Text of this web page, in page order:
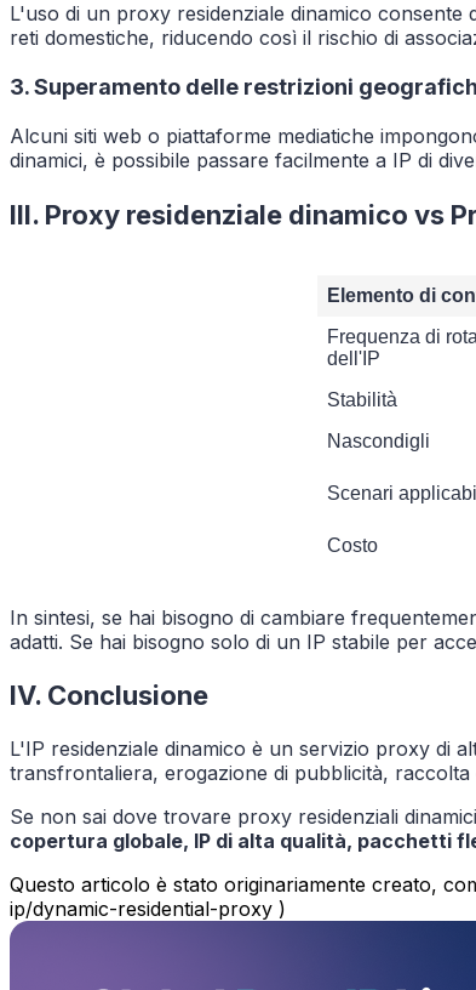
L'uso di un proxy residenziale dinamico consente
reti domestiche, riducendo così il rischio di
3. Superamento delle restrizioni
Alcuni siti web o piattaforme mediatiche
dinamici, è possibile passare facilmente a IP di
III. Proxy residenziale dinamico vs
Elemento di
Frequenza di
dell'IP
Stabilità
Nascondigli
Scenari
Costo
In sintesi, se hai bisogno di cambiare
adatti. Se hai bisogno solo di un IP stabile per
IV. Conclusione
L'IP residenziale dinamico è un servizio proxy di
transfrontaliera, erogazione di pubblicità,
Se non sai dove trovare proxy residenziali
copertura globale, IP di alta qualità, pacchetti
Questo articolo è stato originariamente creato,
ip/dynamic-residential-proxy )